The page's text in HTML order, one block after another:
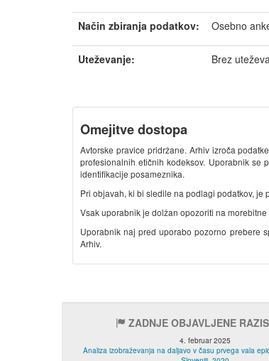
Način zbiranja podatkov: Osebno
Uteževanje: Brez
Omejitve dostopa
Avtorske pravice pridržane. Arhiv izroča
profesionalnih etičnih kodeksov. Uporabnik se
identifikacije posameznika.
Pri objavah, ki bi sledile na podlagi podatkov, je
Vsak uporabnik je dolžan opozoriti na
Uporabnik naj pred uporabo pozorno prebere
Arhiv.
ZADNJE OBJAVLJENE
4. februar 2025
Analiza izobraževanja na daljavo v času prvega vala